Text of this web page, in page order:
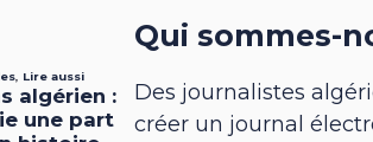
Qui sommes-
Des journalistes
créer un journal